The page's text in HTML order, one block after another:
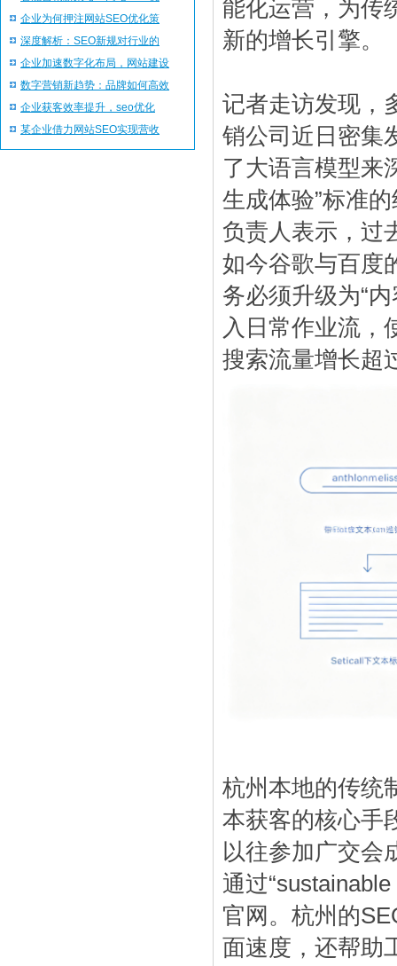
企业为何押注网站SEO优化策
深度解析：SEO新规对行业的
企业加速数字化布局，网站建设
数字营销新趋势：品牌如何高效
企业获客效率提升，seo优化
某企业借力网站SEO实现营收
能化运营，为传
新的增长引擎。
记者走访发现，
销公司近日密集
了大语言模型来
生成体验”标准
负责人表示，过
如今谷歌与百度
务必须升级为“
入日常作业流，
搜索流量增长超
杭州本地的传统
本获客的核心手
以往参加广交会
通过
官网。杭州的
面速度，还帮助